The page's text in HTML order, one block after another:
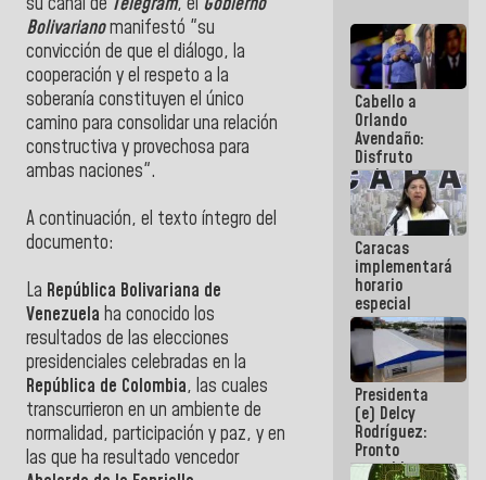
Bolivarianomanifestó "su
convicción de que el diálogo, la
cooperación y el respeto a la
soberanía constituyen el único
camino para consolidar una relación
constructiva y provechosa para
ambas naciones".
A continuación, el texto íntegro del
documento:
La República Bolivariana de
Venezuela ha conocido los
resultados de las elecciones
presidenciales celebradas en la
República de Colombia, las cuales
transcurrieron en un ambiente de
normalidad, participación y paz, y en
las que ha resultado vencedor
Cabello a
Orlando
Avendaño:
Disfruto
cada vez
que escribes
porque lo
que haces
es
embarrarla
Caracas
implementará
horario
especial
para
adaptarse
al plan de
ahorro
energético
Presidenta
(e) Delcy
Rodríguez:
Pronto
restableceremos